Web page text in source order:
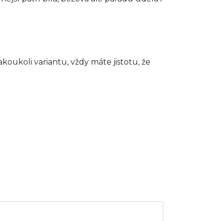
variantu, vždy máte jistotu, že